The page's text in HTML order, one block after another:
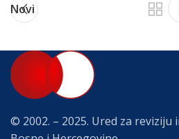
Novi
© 2002. – 2025. Ured za reviziju